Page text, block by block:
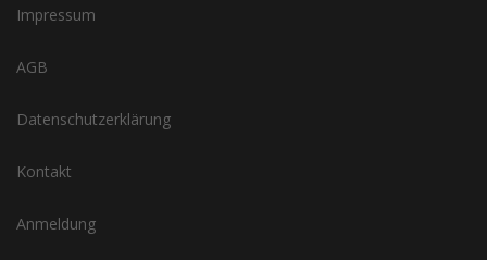
Impressum
AGB
Datenschutzerklärung
Kontakt
Anmeldung